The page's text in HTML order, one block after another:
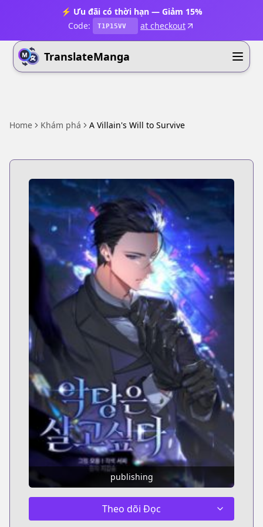
⚡ Ưu đãi có thời hạn — Giảm 15%
Code:
T1P15VV at checkout
TranslateManga
Home Khám phá A Villain's Will to Survive
publishing
Theo dõi Đọc